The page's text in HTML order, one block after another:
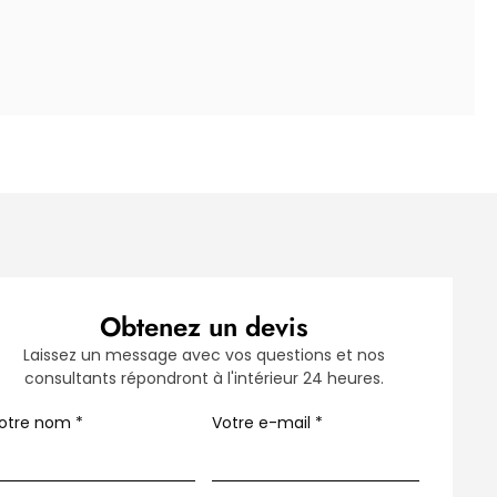
Obtenez un devis
Laissez un message avec vos questions et nos
consultants répondront à l'intérieur 24 heures.
nom * Votre e-mail *